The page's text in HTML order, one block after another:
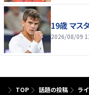
19歳 マス
2026/08/09
TOP 話題の投稿 ラ